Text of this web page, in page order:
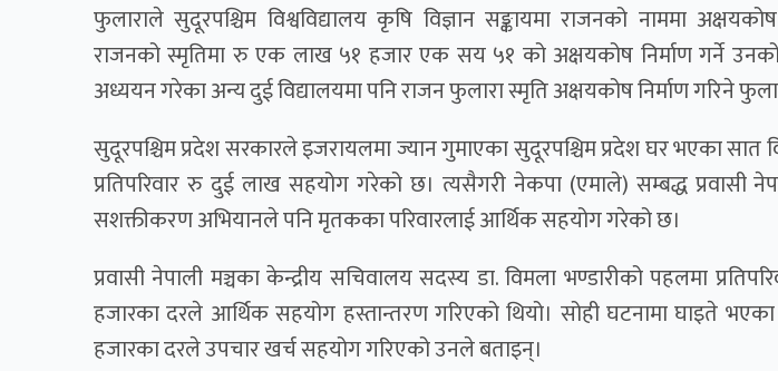
फुलाराले सुदूरपश्चिम विश्वविद्यालय कृषि विज्ञान सङ्कायमा राजनको नाममा
राजनको स्मृतिमा रु एक लाख ५१ हजार एक सय ५१ को अक्षयकोष निर्माण गर्ने
अध्ययन गरेका अन्य दुई विद्यालयमा पनि राजन फुलारा स्मृति अक्षयकोष निर्माण गरिने
सुदूरपश्चिम प्रदेश सरकारले इजरायलमा ज्यान गुमाएका सुदूरपश्चिम प्रदेश घर भएका सात
प्रतिपरिवार रु दुई लाख सहयोग गरेको छ। त्यसैगरी नेकपा (एमाले) सम्बद्ध प्रवासी
सशक्तीकरण अभियानले पनि मृतकका परिवारलाई आर्थिक सहयोग गरेको छ।
प्रवासी नेपाली मञ्चका केन्द्रीय सचिवालय सदस्य डा. विमला भण्डारीको पहलमा
हजारका दरले आर्थिक सहयोग हस्तान्तरण गरिएको थियो। सोही घटनामा घाइते
हजारका दरले उपचार खर्च सहयोग गरिएको उनले बताइन्।